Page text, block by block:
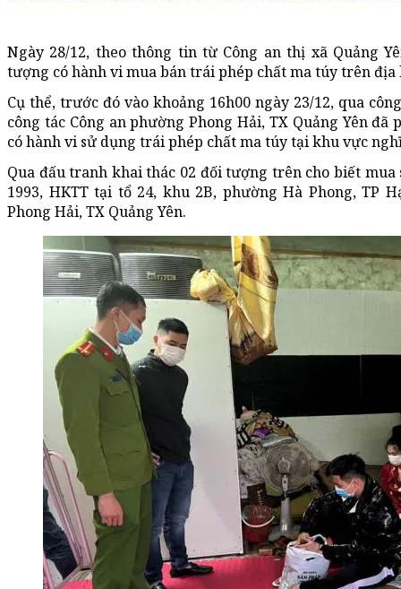
Ngày 28/12, theo thông tin từ Công an thị xã Quảng
tượng có hành vi mua bán trái phép chất ma túy trên địa
Cụ thể, trước đó vào khoảng 16h00 ngày 23/12, qua
công tác Công an phường Phong Hải, TX Quảng Yên
có hành vi sử dụng trái phép chất ma túy tại khu vực
Qua đấu tranh khai thác 02 đối tượng trên cho biết
1993, HKTT tại tổ 24, khu 2B, phường Hà Phong, TP
Phong Hải, TX Quảng Yên.